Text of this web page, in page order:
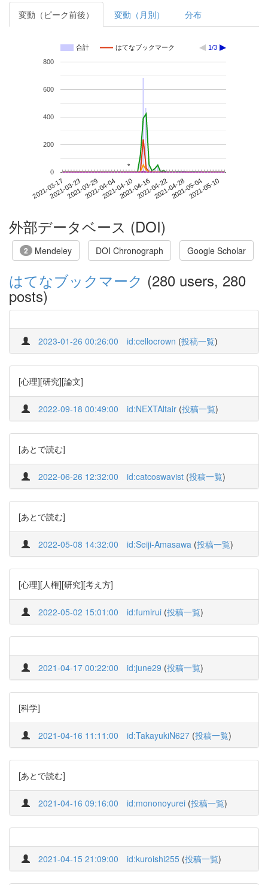
変動（ピーク前後） 変動（月別） 分布
合計 はてなブックマーク 1/3
2021-03-172021-03-232021-03-292021-04-042021-04-102021-04-162021-04-222021-04-282021-05-042021-05-10
0
200
400
600
800
**
外部データベース (DOI)
2 Mendeley DOI Chronograph Google Scholar
はてなブックマーク (280 users, 280
posts)
2023-01-26 00:26:00 id:cellocrown (投稿一覧)
[心理][研究][論文]
2022-09-18 00:49:00 id:NEXTAltair (投稿一覧)
[あとで読む]
2022-06-26 12:32:00 id:catcoswavist (投稿一覧)
[あとで読む]
2022-05-08 14:32:00 id:Seiji-Amasawa (投稿一覧)
[心理][人権][研究][考え方]
2022-05-02 15:01:00 id:fumirui (投稿一覧)
2021-04-17 00:22:00 id:june29 (投稿一覧)
[科学]
2021-04-16 11:11:00 id:TakayukiN627 (投稿一覧)
[あとで読む]
2021-04-16 09:16:00 id:mononoyurei (投稿一覧)
2021-04-15 21:09:00 id:kuroishi255 (投稿一覧)